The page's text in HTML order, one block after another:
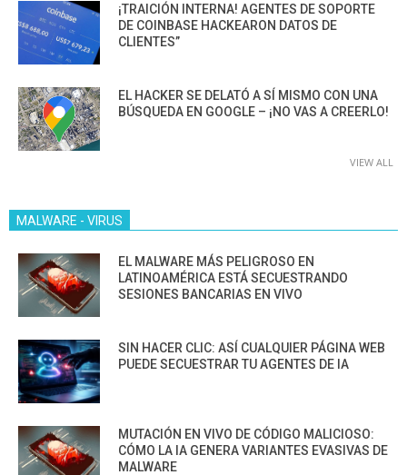
¡TRAICIÓN INTERNA! AGENTES DE SOPORTE
DE COINBASE HACKEARON DATOS DE
CLIENTES”
EL HACKER SE DELATÓ A SÍ MISMO CON UNA
BÚSQUEDA EN GOOGLE – ¡NO VAS A CREERLO!
VIEW ALL
MALWARE - VIRUS
EL MALWARE MÁS PELIGROSO EN
LATINOAMÉRICA ESTÁ SECUESTRANDO
SESIONES BANCARIAS EN VIVO
SIN HACER CLIC: ASÍ CUALQUIER PÁGINA WEB
PUEDE SECUESTRAR TU AGENTES DE IA
MUTACIÓN EN VIVO DE CÓDIGO MALICIOSO:
CÓMO LA IA GENERA VARIANTES EVASIVAS DE
MALWARE